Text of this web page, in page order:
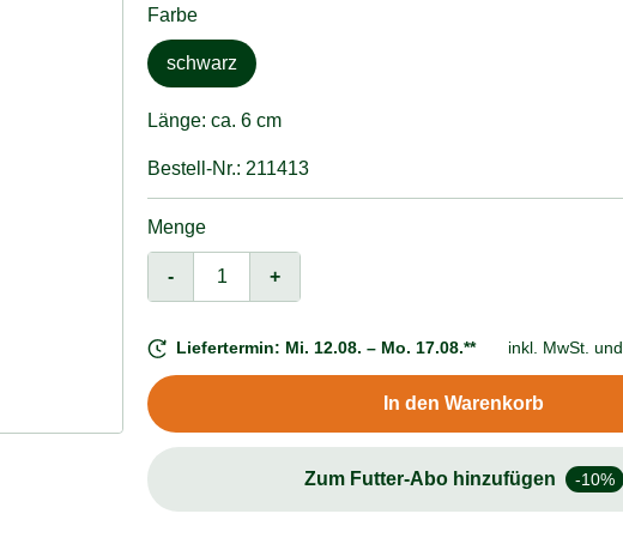
Farbe
schwarz
Länge: ca. 6 cm
Bestell-Nr.: 211413
Menge
- +
inkl. MwSt. und
Liefertermin: Mi. 12.08. – Mo. 17.08.**
In den Warenkorb
Zum Futter-Abo hinzufügen -10%